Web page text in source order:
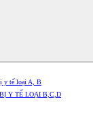
y tế loại A, B
Y TẾ LOẠI B,C,D